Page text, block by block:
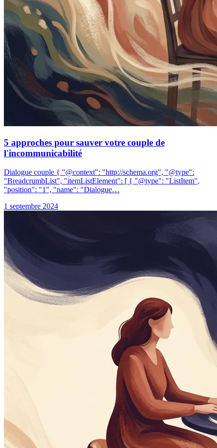
5 approches pour sauver votre couple de
l'incommunicabilité
Dialogue couple { "@context": "http://schema.org", "@type":
"BreadcrumbList", "itemListElement": [ { "@type": "ListItem",
"position": "1", "name": "Dialogue…
1 septembre 2024